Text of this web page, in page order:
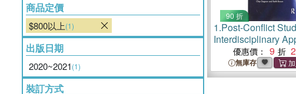
商品定價
$800以上(1)
出版日期
2020~2021(1)
裝訂方式
90 折
1.Post-Conflict
Interdisciplinary
優惠價： 9
無庫存